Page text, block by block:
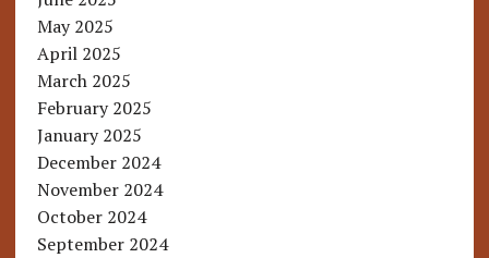
May 2025
April 2025
March 2025
February 2025
January 2025
December 2024
November 2024
October 2024
September 2024